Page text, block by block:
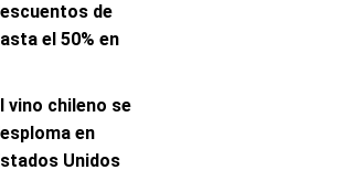
de
el 50% en
vino chileno se
en
Unidos